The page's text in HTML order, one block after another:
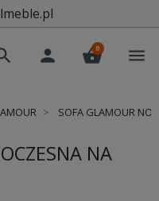
person shopping_basket
0 menu
SOFA GLAMOUR
NA